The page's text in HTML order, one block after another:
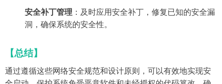
安全补丁管理 ：及时应用安全补丁，修复已知的安全漏
洞，确保系统的安全性。
【总结】
通过遵循这些网络安全规范和设计原则，可以有效地实现安